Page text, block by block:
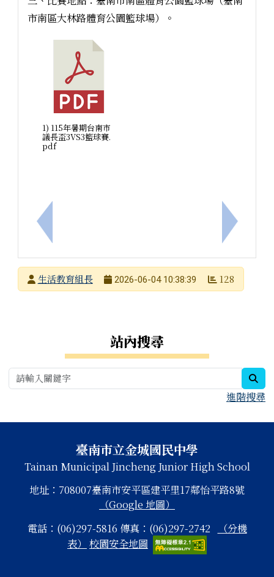
上一筆：臺南市115年度交通安全教育師資增能培訓
市南區大林路體育公園籃球場）。
1) 115年暑期台南市
議長盃3VS3籃球賽.
pdf
下一筆：
發布者生活教育組長
2026-06-04 10:38:39 128
站內搜尋
進階搜尋
頁尾區域內容臺南市立金城國民中學
Tainan Municipal Jincheng Junior High School
地址：708007臺南市安平區建平里17鄰怡平路8號
（Google 地圖）
電話：(06)297-5816 傳真：(06)297-2742
（分機
表） 校園安全地圖